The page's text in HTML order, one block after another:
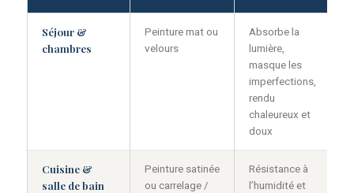
Séjour &
chambres
Peinture mat ou
velours
Absorbe la
lumière,
masque les
imperfections,
rendu
chaleureux et
doux
Cuisine &
salle de bain
Peinture satinée
ou carrelage /
Résistance à
l’humidité et